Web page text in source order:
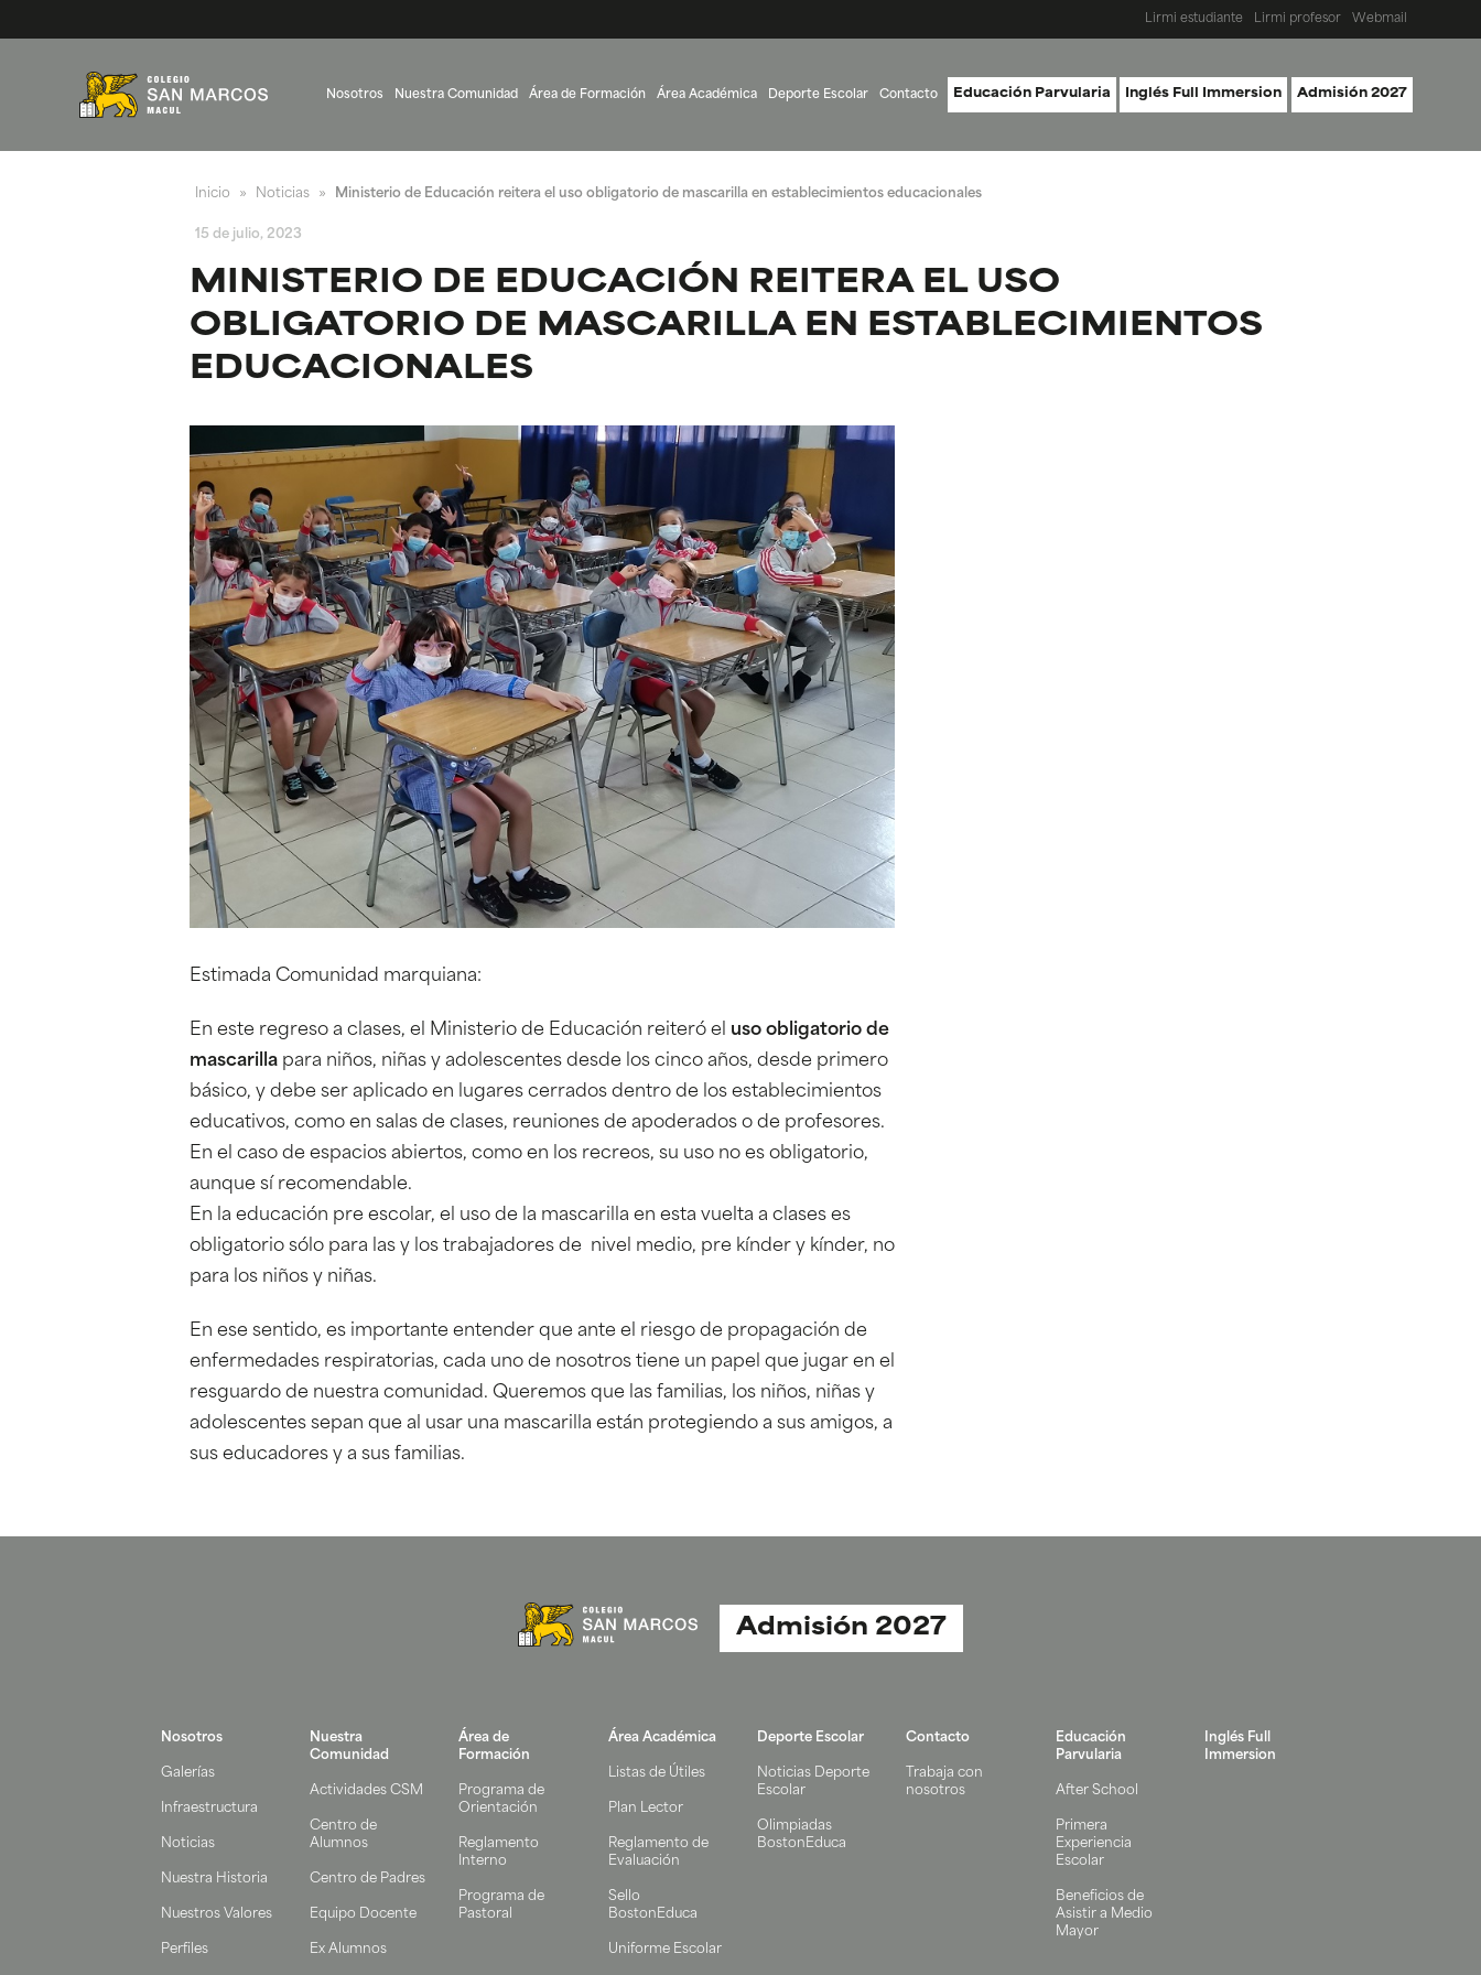
Lirmi estudiante Lirmi profesor Webmail
Nosotros Nuestra Comunidad Área de Formación Área Académica Deporte Escolar Contacto Educación Parvularia Inglés Full Immersion Admisión 2027
Inicio » Noticias » Ministerio de Educación reitera el uso obligatorio de mascarilla en establecimientos educacionales
15 de julio, 2023
MINISTERIO DE EDUCACIÓN REITERA EL USO
OBLIGATORIO DE MASCARILLA EN ESTABLECIMIENTOS
EDUCACIONALES
Estimada Comunidad marquiana:
En este regreso a clases, el Ministerio de Educación reiteró el uso obligatorio de
mascarilla para niños, niñas y adolescentes desde los cinco años, desde primero
básico, y debe ser aplicado en lugares cerrados dentro de los establecimientos
educativos, como en salas de clases, reuniones de apoderados o de profesores.
En el caso de espacios abiertos, como en los recreos, su uso no es obligatorio,
aunque sí recomendable.
En la educación pre escolar, el uso de la mascarilla en esta vuelta a clases es
obligatorio sólo para las y los trabajadores de nivel medio, pre kínder y kínder, no
para los niños y niñas.
En ese sentido, es importante entender que ante el riesgo de propagación de
enfermedades respiratorias, cada uno de nosotros tiene un papel que jugar en el
resguardo de nuestra comunidad. Queremos que las familias, los niños, niñas y
adolescentes sepan que al usar una mascarilla están protegiendo a sus amigos, a
sus educadores y a sus familias.
Admisión 2027
Nosotros
Galerías
Infraestructura
Noticias
Nuestra Historia
Nuestros Valores
Perfiles
Nuestra
Comunidad
Actividades CSM
Centro de
Alumnos
Centro de Padres
Equipo Docente
Ex Alumnos
Área de
Formación
Programa de
Orientación
Reglamento
Interno
Programa de
Pastoral
Área Académica
Listas de Útiles
Plan Lector
Reglamento de
Evaluación
Sello
BostonEduca
Uniforme Escolar
Deporte Escolar
Noticias Deporte
Escolar
Olimpiadas
BostonEduca
Contacto
Trabaja con
nosotros
Educación
Parvularia
After School
Primera
Experiencia
Escolar
Beneficios de
Asistir a Medio
Mayor
Inglés Full
Immersion